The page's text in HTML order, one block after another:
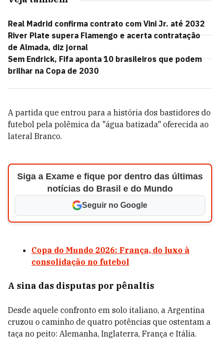
Real Madrid confirma contrato com Vini Jr. até 2032
River Plate supera Flamengo e acerta contratação
de Almada, diz jornal
Sem Endrick, Fifa aponta 10 brasileiros que podem
brilhar na Copa de 2030
A partida que entrou para a história dos bastidores do
futebol pela polêmica da "água batizada" oferecida ao
lateral Branco.
Siga a Exame e fique por dentro das últimas
notícias do Brasil e do Mundo
Seguir no Google
Copa do Mundo 2026: França, do luxo à
consolidação no futebol
A sina das disputas por pênaltis
Desde aquele confronto em solo italiano, a Argentina
cruzou o caminho de quatro potências que ostentam a
taça no peito: Alemanha, Inglaterra, França e Itália.